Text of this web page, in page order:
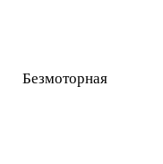
Безмоторная